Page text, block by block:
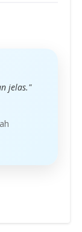
"Servis